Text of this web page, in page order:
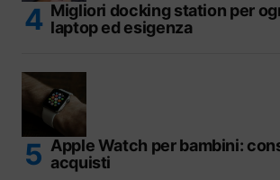
Migliori docking station per
laptop ed esigenza
Apple Watch per bambini:
acquisti